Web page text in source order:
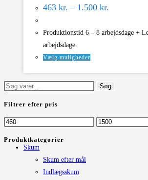
463 kr. – 1.500 kr.
1.500 kr.
Produktionstid 6 – 8 arbejdsdage +
arbejdsdage.
Vælg muligheder
har
flere
Mulighederne
Søg
Søg
Filtrer efter pris
Mindste
Højeste
Produktkategorier
Skum
Skum efter mål
Indlægsskum